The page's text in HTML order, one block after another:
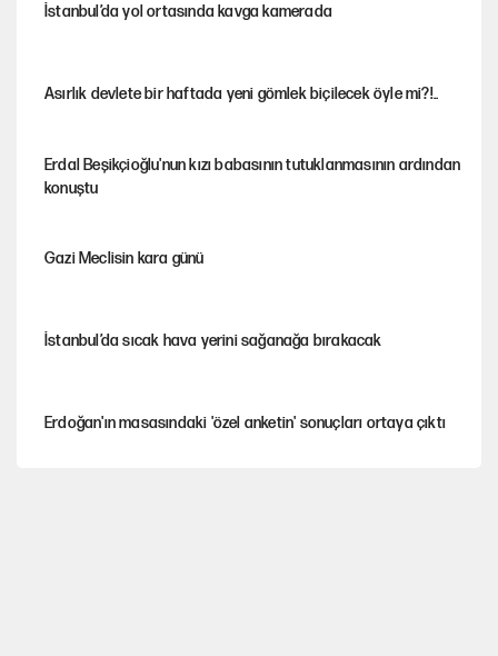
İstanbul’da yol ortasında kavga kamerada
Asırlık devlete bir haftada yeni gömlek biçilecek öyle mi?!..
Erdal Beşikçioğlu'nun kızı babasının tutuklanmasının ardından
konuştu
Gazi Meclisin kara günü
İstanbul’da sıcak hava yerini sağanağa bırakacak
Erdoğan'ın masasındaki 'özel anketin' sonuçları ortaya çıktı